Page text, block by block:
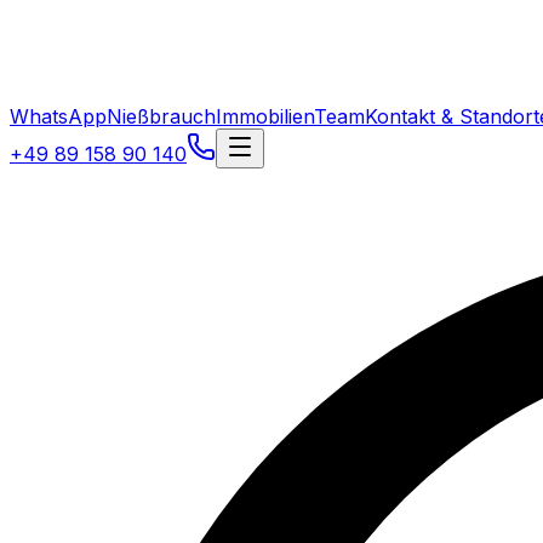
WhatsAppNießbrauchImmobilienTeamKontakt &
+49 89 158 90 140